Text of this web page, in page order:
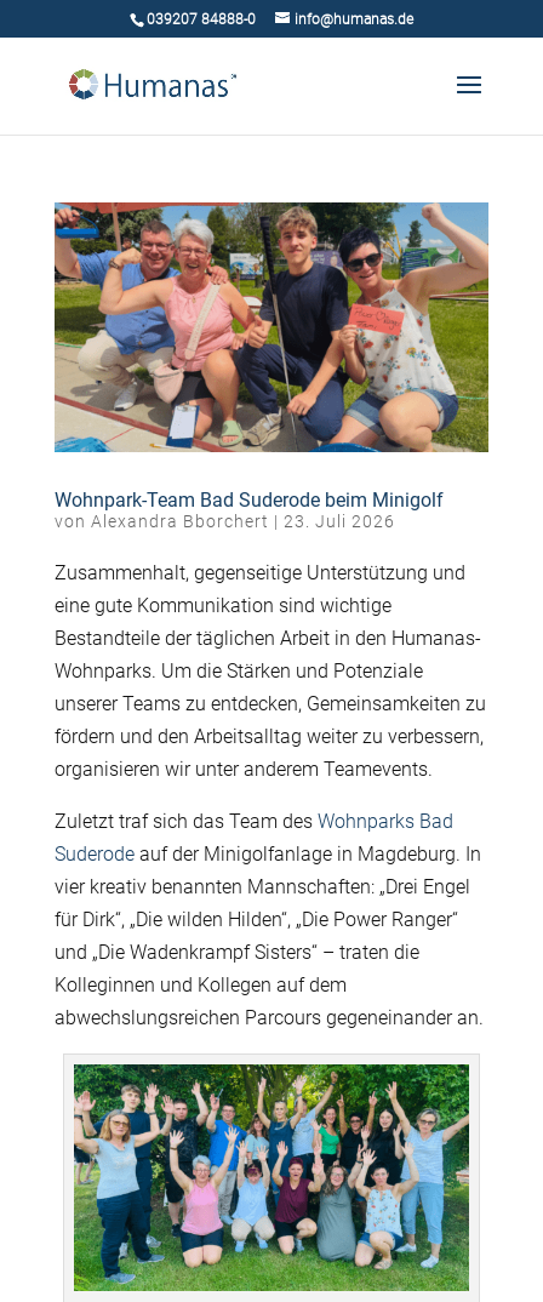
039207 84888-0 info@humanas.de
Wohnpark-Team Bad Suderode beim Minigolf
von Alexandra Bborchert | 23. Juli 2026
Zusammenhalt, gegenseitige Unterstützung und
eine gute Kommunikation sind wichtige
Bestandteile der täglichen Arbeit in den Humanas-
Wohnparks. Um die Stärken und Potenziale
unserer Teams zu entdecken, Gemeinsamkeiten zu
fördern und den Arbeitsalltag weiter zu verbessern,
organisieren wir unter anderem Teamevents.
Zuletzt traf sich das Team des Wohnparks Bad
Suderodeauf der Minigolfanlage in Magdeburg. In
vier kreativ benannten Mannschaften: „Drei Engel
für Dirk“, „Die wilden Hilden“, „Die Power Ranger“
und „Die Wadenkrampf Sisters“ – traten die
Kolleginnen und Kollegen auf dem
abwechslungsreichen Parcours gegeneinander an.